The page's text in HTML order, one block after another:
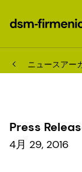
ニュースアー
Press
4月 29, 2016